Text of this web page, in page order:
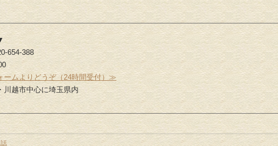
654-388
ームよりどうぞ（24時間受付）≫
川越市中心に埼玉県内